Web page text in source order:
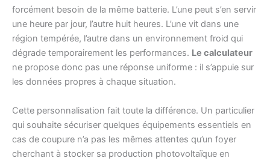
forcément besoin de la même batterie. L’une peut s’en servir
une heure par jour, l’autre huit heures. L’une vit dans une
région tempérée, l’autre dans un environnement froid qui
dégrade temporairement les performances. Le calculateur
ne propose donc pas une réponse uniforme : il s’appuie sur
les données propres à chaque situation.
Cette personnalisation fait toute la différence. Un particulier
qui souhaite sécuriser quelques équipements essentiels en
cas de coupure n’a pas les mêmes attentes qu’un foyer
cherchant à stocker sa production photovoltaïque en